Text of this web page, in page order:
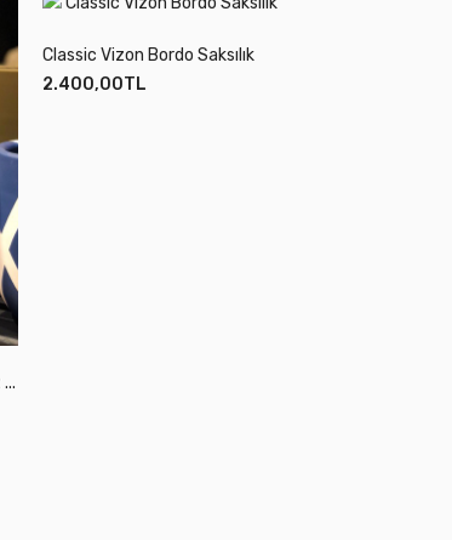
Mez
Zo Vizon Lacivert Beyaz Detaylı Saksılık
Classic Vizon Bordo Saksılık
2.400,00TL